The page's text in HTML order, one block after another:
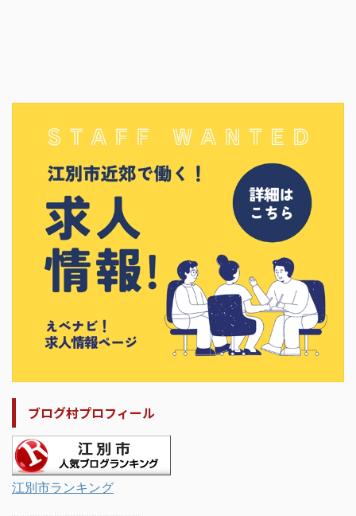
ブログ村プロフィール
江別市ランキング